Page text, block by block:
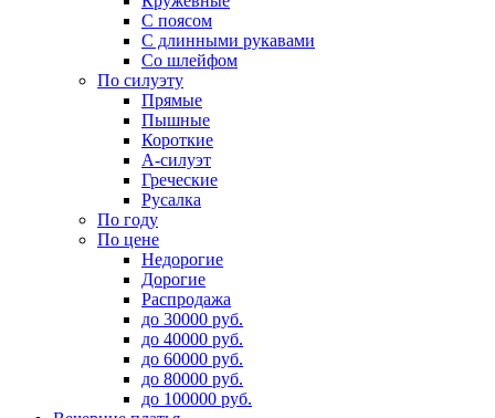
С поясом
С длинными рукавами
Со шлейфом
По силуэту
Прямые
Пышные
Короткие
А-силуэт
Греческие
Русалка
По году
По цене
Недорогие
Дорогие
Распродажа
до 30000 руб.
до 40000 руб.
до 60000 руб.
до 80000 руб.
до 100000 руб.